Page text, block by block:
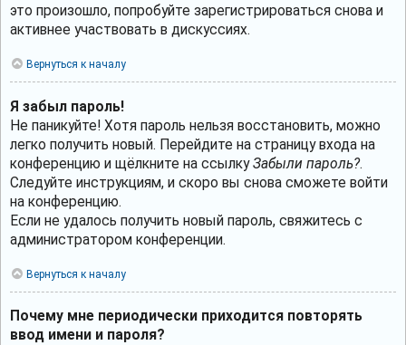
это произошло, попробуйте зарегистрироваться снова и
активнее участвовать в дискуссиях.
Вернуться к началу
Я забыл пароль!
Не паникуйте! Хотя пароль нельзя восстановить, можно
легко получить новый. Перейдите на страницу входа на
конференцию и щёлкните на ссылкуЗабыли пароль?.
Следуйте инструкциям, и скоро вы снова сможете войти
на конференцию.
Если не удалось получить новый пароль, свяжитесь с
администратором конференции.
Вернуться к началу
Почему мне периодически приходится повторять
ввод имени и пароля?